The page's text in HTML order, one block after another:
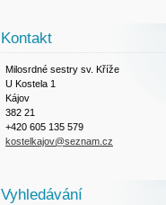
Kontakt
Milosrdné sestry sv. Kříže
U Kostela 1
Kájov
382 21
+420 605 135 579
kostelkajov@seznam.cz
Vyhledávání